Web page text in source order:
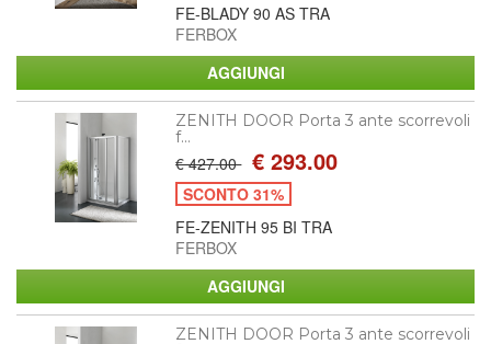
FE-BLADY 90 AS TRA
FERBOX
ZENITH DOOR Porta 3 ante scorrevoli
f...
€ 427.00 € 293.00
SCONTO 31%
FE-ZENITH 95 BI TRA
FERBOX
ZENITH DOOR Porta 3 ante scorrevoli